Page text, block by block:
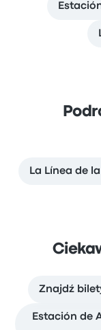
La Línea de
Znajdź
Estación de